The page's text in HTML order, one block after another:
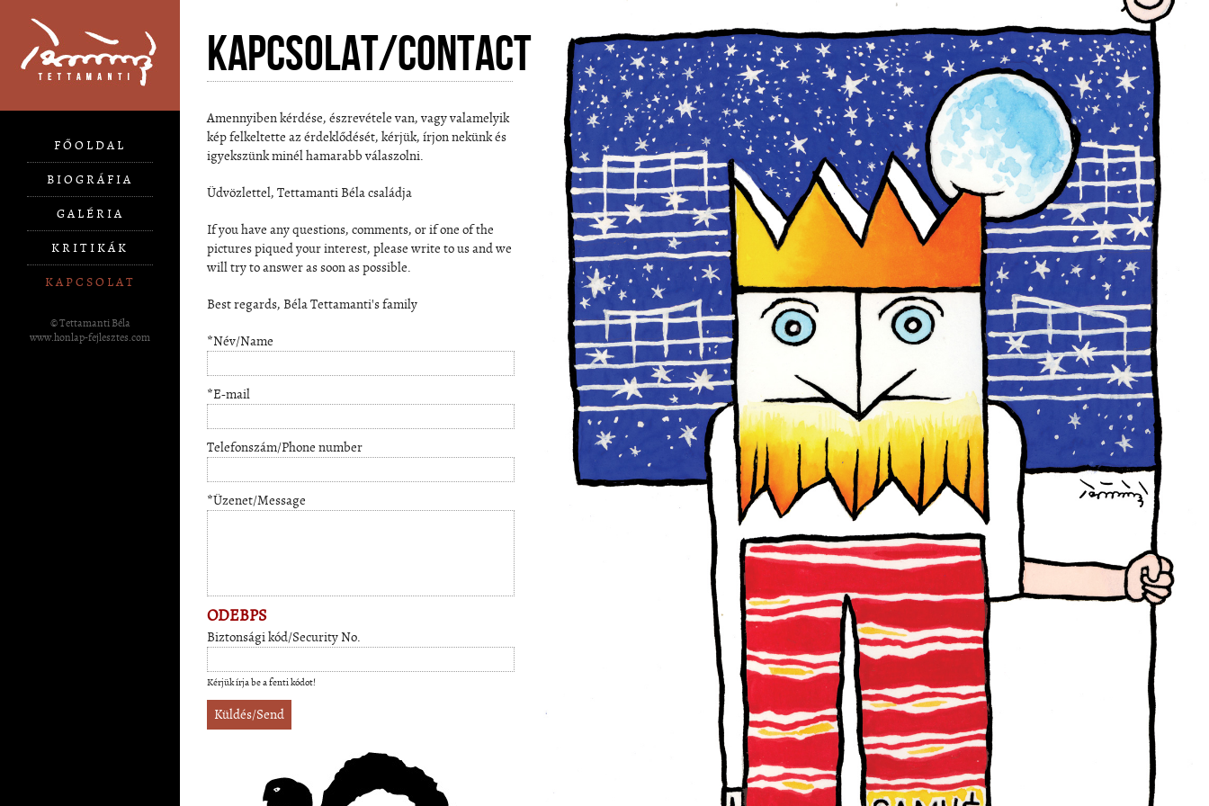
FŐOLDAL
BIOGRÁFIA
GALÉRIA
KRITIKÁK
KAPCSOLAT
© Tettamanti Béla
www.honlap-fejlesztes.com
Kapcsolat/Contact
Amennyiben kérdése, észrevétele van, vagy valamelyik
kép felkeltette az érdeklődését, kérjük, írjon nekünk és
igyekszünk minél hamarabb válaszolni.
Üdvözlettel, Tettamanti Béla családja
If you have any questions, comments, or if one of the
pictures piqued your interest, please write to us and we
will try to answer as soon as possible.
Best regards, Béla Tettamanti's family
*Név/Name
*E-mail
Telefonszám/Phone number
*Üzenet/Message
ODEBPS
Biztonsági kód/Security No.
Kérjük írja be a fenti kódot!